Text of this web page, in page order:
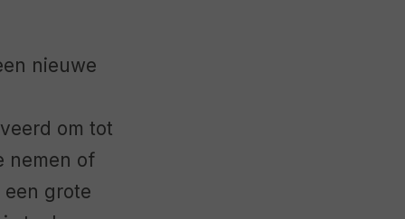
nieuwe
om tot
nemen of
grote